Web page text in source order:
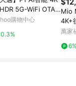
5G-WiFi OTA
車記錄器 (贈64G
購物中心
0.3%
Mio
4K+
錄器
萬家